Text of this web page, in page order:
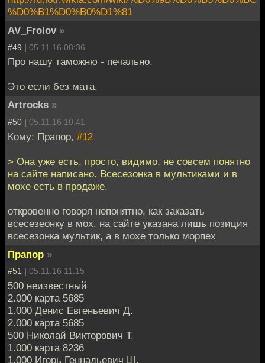
%D0%B1%D0%B0%D1%81
AV_Frolov »
#49 | 05.11.16 08:36
Про нашу таможню - печально.
Это если без мата.
Artrocks »
#50 | 05.11.16 10:41
Кому: Прапор, #12
> Она уже есть, просто, видимо, не совсем понятно
на сайте написано. Всесезонка в мультиками и в
мохе есть в продаже.
откровенно говоря непонятно, как заказать
всесезеонку в мох. на сайте указана лишь позиция
всесезонка мультик, а в мохе только морпех
Прапор »
#51 | 05.11.16 11:15
500 неизвестный
2.000 карта 5685
1.000 Денис Евгеньевич Д.
2.000 карта 5685
500 Николай Викторович Т.
1.000 карта 8236
1.000 Игорь Геннадьевич Щ.